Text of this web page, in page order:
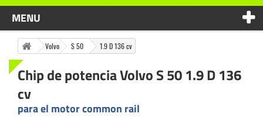
MENU
Volvo S 50 1.9 D 136 cv
Chip de potencia Volvo S 50 1.9 D 136
cv
para el motor common rail